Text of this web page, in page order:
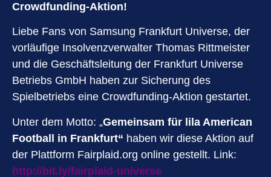
Crowdfunding-Aktion!
Liebe Fans von Samsung Frankfurt Universe, der
vorläufige Insolvenzverwalter Thomas Rittmeister
und die Geschäftsleitung der Frankfurt Universe
Betriebs GmbH haben zur Sicherung des
Spielbetriebs eine Crowdfunding-Aktion gestartet.
Unter dem Motto: „Gemeinsam für lila American
Football in Frankfurt“ haben wir diese Aktion auf
der Plattform Fairplaid.org online gestellt. Link:
http://bit.ly/fairplaid-universe